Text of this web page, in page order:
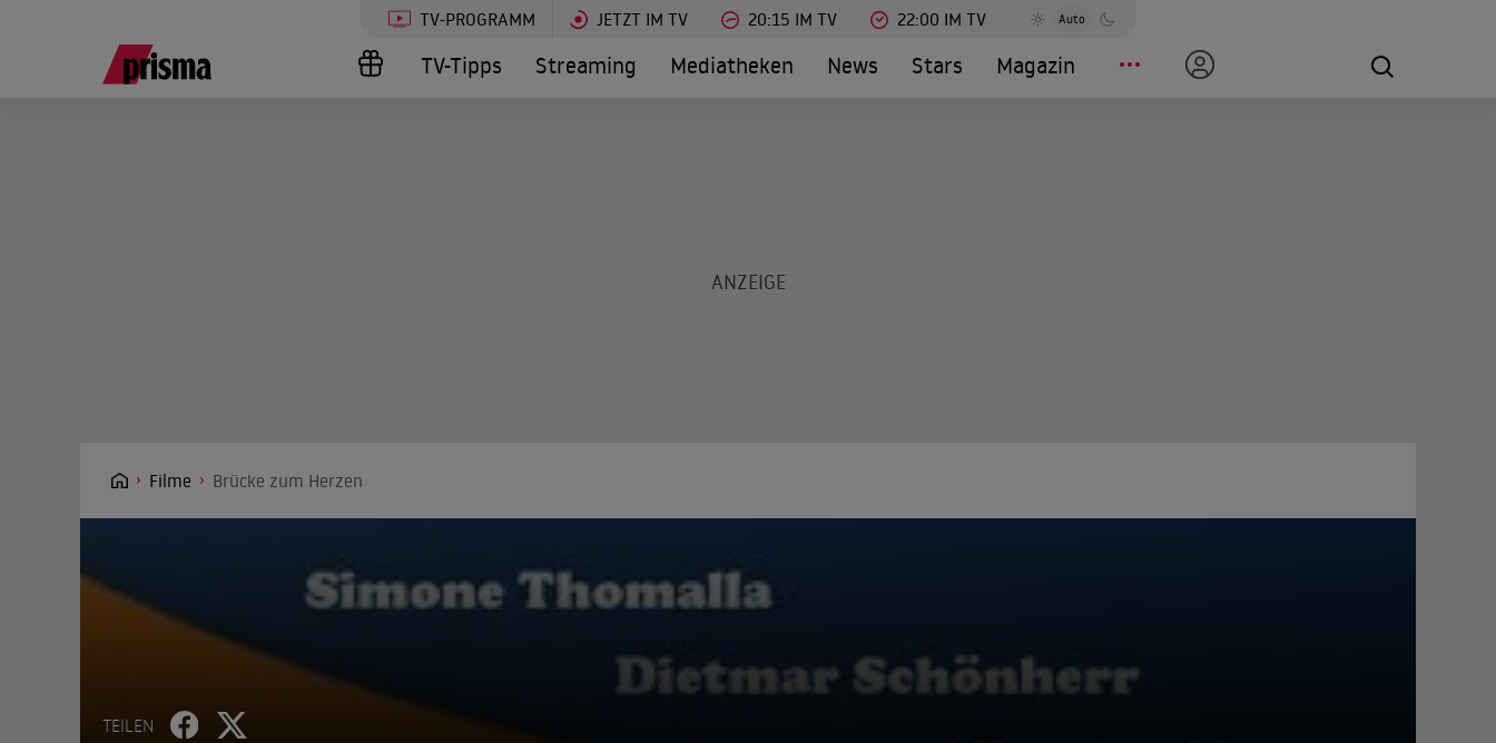
TV-PROGRAMM JETZT IM TV 20:15 IM TV 22:00 IM TV Auto
TV-Tipps Streaming Mediatheken News Stars Magazin
Filme Brücke zum Herzen
TEILEN